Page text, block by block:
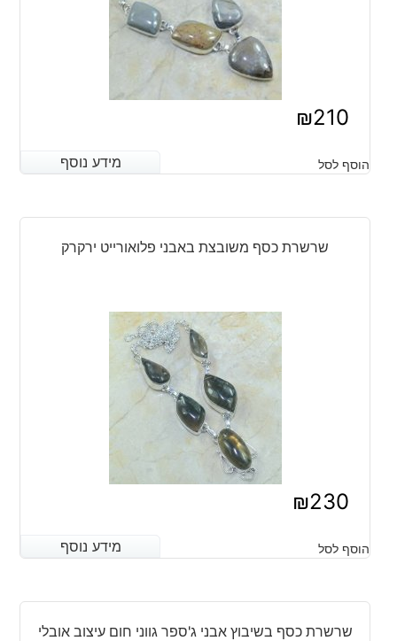
₪210
מידע נוסף הוסף לסל מידע נוסף
שרשרת כסף משובצת באבני פלואורייט ירקרק
₪230
מידע נוסף הוסף לסל מידע נוסף
שרשרת כסף בשיבוץ אבני ג'ספר גווני חום עיצוב אובלי